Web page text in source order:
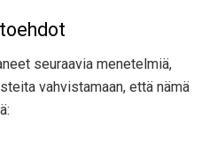
seuraavia menetelmiä,
vahvistamaan, että nämä